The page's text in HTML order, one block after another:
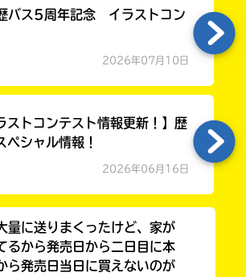
バス5周年記念 イラストコン
2026年07月10日
トコンテスト情報更新！】歴
ペシャル情報！
2026年06月16日
量に送りまくったけど、家が
るから発売日から二日目に本
ら発売日当日に買えないのが